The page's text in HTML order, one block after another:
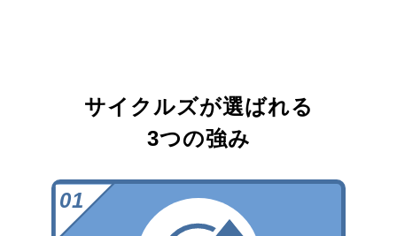
サイクルズが選ばれる
3つの強み